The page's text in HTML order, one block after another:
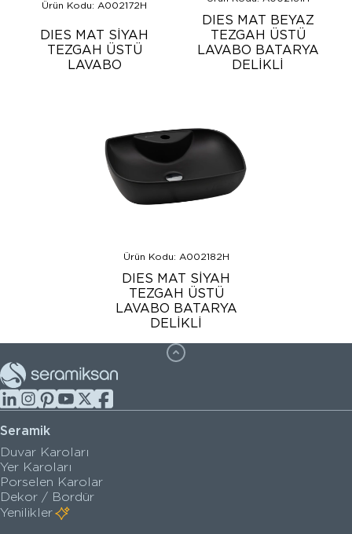
Ürün Kodu: A002172H
DIES MAT SİYAH
TEZGAH ÜSTÜ
LAVABO
DIES MAT BEYAZ
TEZGAH ÜSTÜ
LAVABO BATARYA
DELİKLİ
Ürün Kodu: A002182H
DIES MAT SİYAH
TEZGAH ÜSTÜ
LAVABO BATARYA
DELİKLİ
Seramik
Duvar Karoları
Yer Karoları
Porselen Karolar
Dekor / Bordür
Yenilikler